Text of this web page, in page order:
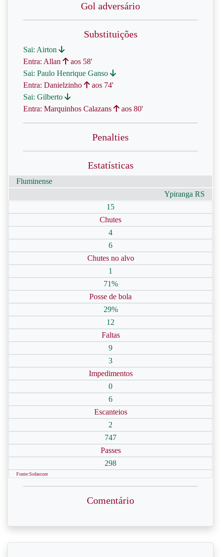
Gol adversário
Substituições
Sai: Airton
Entra: Allan
aos 58'
Sai: Paulo Henrique Ganso
Entra: Danielzinho
aos 74'
Sai: Gilberto
Entra: Marquinhos Calazans
aos 80'
Penalties
Estatísticas
Fluminense
Ypiranga RS
15
Chutes
4
6
Chutes no alvo
1
71%
Posse de bola
29%
12
Faltas
9
3
Impedimentos
0
6
Escanteios
2
747
Passes
298
Fonte:Sofascore
Comentário